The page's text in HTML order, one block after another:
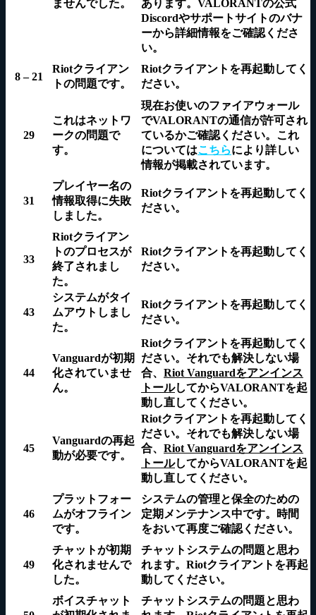
ませんでした。
あります。VALORANTの公式
Discordやサポートサイトのバナ
ーから詳細情報をご確認くださ
い。
8 – 21
Riotクライアン
トの問題です。
Riotクライアントを再起動してく
ださい。
29
これはネットワ
ークの問題で
す。
現在お使いのファイアウォール
でVALORANTの通信が許可され
ているかご確認ください。これ
についてはこちらにより詳しい
情報が掲載されています。
31
プレイヤー名の
情報取得に失敗
しました。
Riotクライアントを再起動してく
ださい。
33
Riotクライアン
トのプロセスが
終了されまし
た。
Riotクライアントを再起動してく
ださい。
43
システムがタイ
ムアウトしまし
た。
Riotクライアントを再起動してく
ださい。
44
Vanguardが初期
化されていませ
ん。
Riotクライアントを再起動してく
ださい。それでも解決しない場
合、 Riot Vanguardをアンインス
トールしてからVALORANTを起
動し直してください。
45
Vanguardの再起
動が必要です。
Riotクライアントを再起動してく
ださい。それでも解決しない場
合、 Riot Vanguardをアンインス
トールしてからVALORANTを起
動し直してください。
46
プラットフォー
ムがオフライン
です。
システムの管理と保全のための
定期メンテナンス中です。時間
をおいて再度ご確認ください。
49
チャットが初期
化されませんで
した。
チャットシステムの問題と思わ
れます。 Riotクライアントを再起
動してください。
ボイスチャット
チャットシステムの問題と思わ